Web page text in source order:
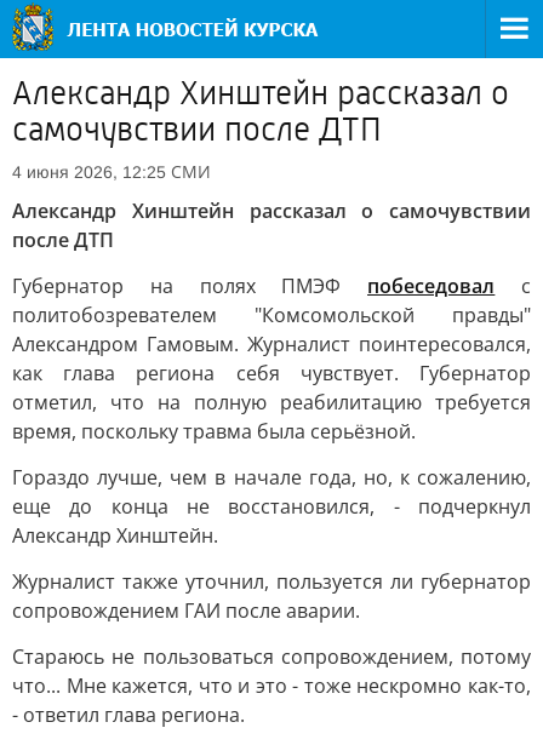
Александр Хинштейн рассказал о
самочувствии после ДТП
4 июня 2026, 12:25 СМИ
Александр Хинштейн рассказал о самочувствии
после ДТП
Губернатор на полях ПМЭФ побеседовал с
политобозревателем "Комсомольской правды"
Александром Гамовым. Журналист поинтересовался,
как глава региона себя чувствует. Губернатор
отметил, что на полную реабилитацию требуется
время, поскольку травма была серьёзной.
Гораздо лучше, чем в начале года, но, к сожалению,
еще до конца не восстановился, - подчеркнул
Александр Хинштейн.
Журналист также уточнил, пользуется ли губернатор
сопровождением ГАИ после аварии.
Стараюсь не пользоваться сопровождением, потому
что... Мне кажется, что и это - тоже нескромно как-то,
- ответил глава региона.